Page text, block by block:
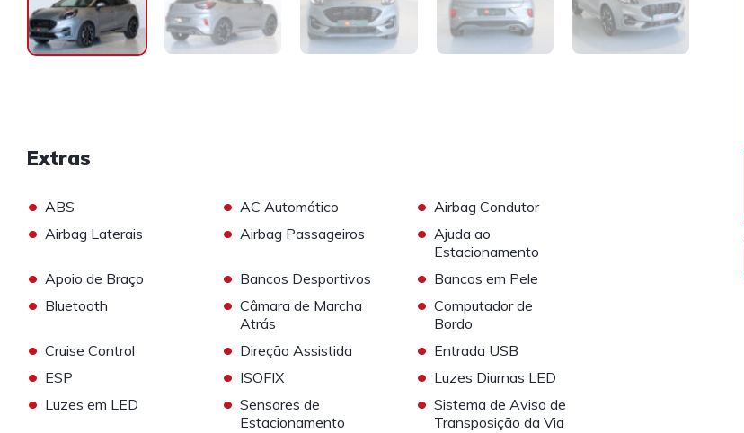
Extras
• ABS • AC Automático • Airbag Condutor
• Airbag Laterais • Airbag Passageiros • Ajuda ao
Estacionamento
• Apoio de Braço • Bancos Desportivos • Bancos em Pele
• Bluetooth • Câmara de Marcha
Atrás
• Computador de
Bordo
• Cruise Control • Direção Assistida • Entrada USB
• ESP • ISOFIX • Luzes Diurnas LED
• Luzes em LED • Sensores de
Estacionamento
• Sistema de Aviso de
Transposição da Via